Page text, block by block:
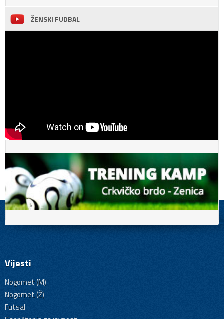
ŽENSKI FUDBAL
Vijesti
Nogomet (M)
Nogomet (Ž)
Futsal